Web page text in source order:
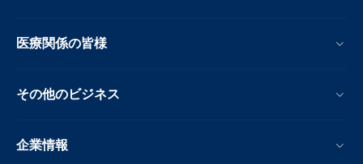
医療関係の皆様
その他のビジネス
企業情報